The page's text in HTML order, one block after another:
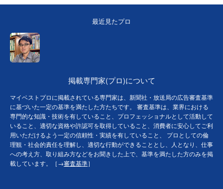
最近見たプロ
掲載専門家(プロ)について
マイベストプロに掲載されている専門家は、新聞社・放送局の広告審査基準
に基づいた一定の基準を満たした方たちです。 審査基準は、業界における
専門的な知識・技術を有していること、プロフェッショナルとして活動して
いること、適切な資格や許認可を取得していること、消費者に安心してご利
用いただけるよう一定の信頼性・実績を有していること、 プロとしての倫
理観・社会的責任を理解し、適切な行動ができることとし、人となり、仕事
への考え方、取り組み方などをお聞きした上で、基準を満たした方のみを掲
載しています。［→審査基準］